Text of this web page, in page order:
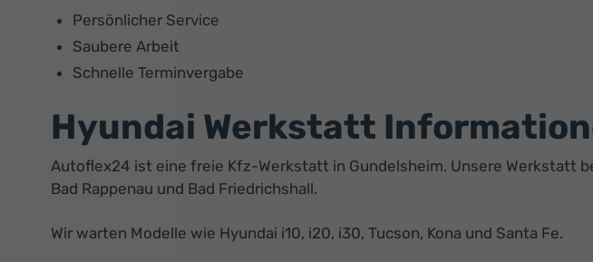
Persönlicher Service
Saubere Arbeit
Schnelle Terminvergabe
Hyundai Werkstatt
Autoflex24 ist eine freie Kfz-Werkstatt in Gundelsheim. Unsere Werkstatt
Bad Rappenau und Bad Friedrichshall.
Wir warten Modelle wie Hyundai i10, i20, i30, Tucson, Kona und Santa Fe.